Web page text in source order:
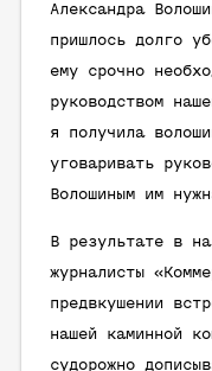
Александра
пришлось долго
ему срочно
руководством
я получила
уговаривать
Волошиным им
В результате в
журналисты
предвкушении
нашей каминной
судорожно